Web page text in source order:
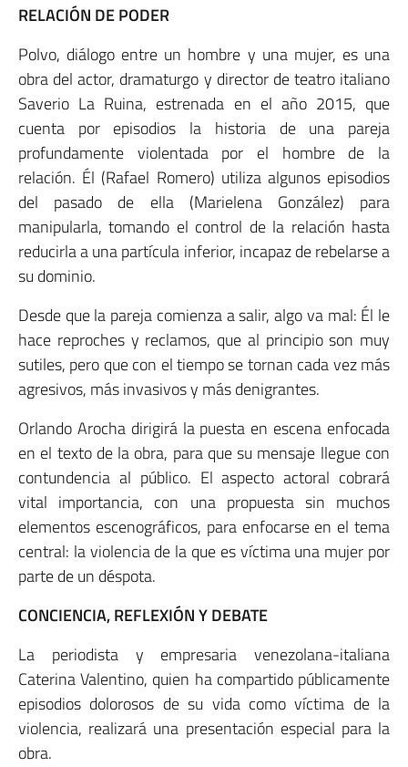
RELACIÓN DE PODER
Polvo, diálogo entre un hombre y una mujer, es una
obra del actor, dramaturgo y director de teatro italiano
Saverio La Ruina, estrenada en el año 2015, que
cuenta por episodios la historia de una pareja
profundamente violentada por el hombre de la
relación. Él (Rafael Romero) utiliza algunos episodios
del pasado de ella (Marielena González) para
manipularla, tomando el control de la relación hasta
reducirla a una partícula inferior, incapaz de rebelarse a
su dominio.
Desde que la pareja comienza a salir, algo va mal: Él le
hace reproches y reclamos, que al principio son muy
sutiles, pero que con el tiempo se tornan cada vez más
agresivos, más invasivos y más denigrantes.
Orlando Arocha dirigirá la puesta en escena enfocada
en el texto de la obra, para que su mensaje llegue con
contundencia al público. El aspecto actoral cobrará
vital importancia, con una propuesta sin muchos
elementos escenográficos, para enfocarse en el tema
central: la violencia de la que es víctima una mujer por
parte de un déspota.
CONCIENCIA, REFLEXIÓN Y DEBATE
La periodista y empresaria venezolana-italiana
Caterina Valentino, quien ha compartido públicamente
episodios dolorosos de su vida como víctima de la
violencia, realizará una presentación especial para la
obra.